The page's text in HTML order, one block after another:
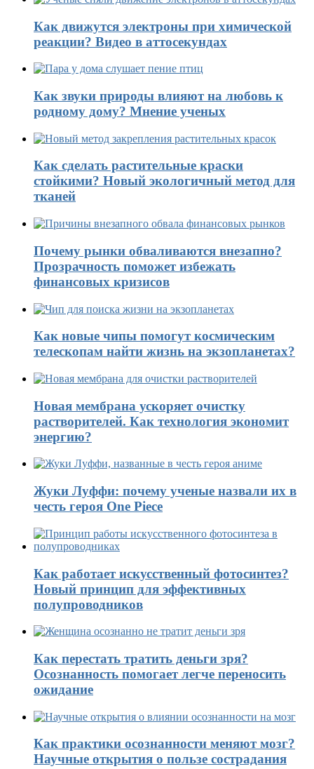
Как движутся электроны при химической
реакции? Видео в аттосекундах
Как звуки природы влияют на любовь к
родному дому? Мнение ученых
Как сделать растительные краски
стойкими? Новый экологичный метод для
тканей
Почему рынки обваливаются внезапно?
Прозрачность поможет избежать
финансовых кризисов
Как новые чипы помогут космическим
телескопам найти жизнь на экзопланетах?
Новая мембрана ускоряет очистку
растворителей. Как технология экономит
энергию?
Жуки Луффи: почему ученые назвали их в
честь героя One Piece
Как работает искусственный фотосинтез?
Новый принцип для эффективных
полупроводников
Как перестать тратить деньги зря?
Осознанность помогает легче переносить
ожидание
Как практики осознанности меняют мозг?
Научные открытия о пользе сострадания